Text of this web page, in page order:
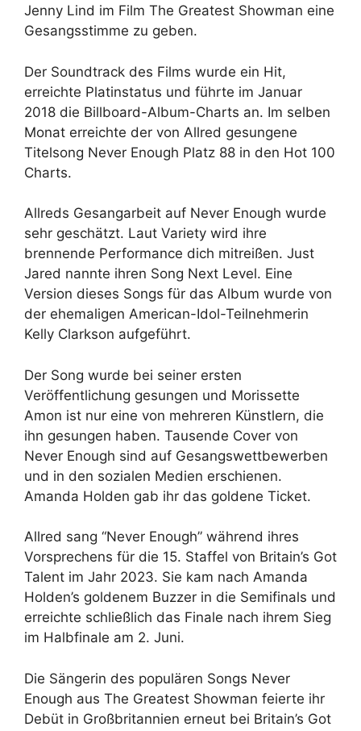
Jenny Lind im Film The Greatest Showman eine
Gesangsstimme zu geben.
Der Soundtrack des Films wurde ein Hit,
erreichte Platinstatus und führte im Januar
2018 die Billboard-Album-Charts an. Im selben
Monat erreichte der von Allred gesungene
Titelsong Never Enough Platz 88 in den Hot 100
Charts.
Allreds Gesangarbeit auf Never Enough wurde
sehr geschätzt. Laut Variety wird ihre
brennende Performance dich mitreißen. Just
Jared nannte ihren Song Next Level. Eine
Version dieses Songs für das Album wurde von
der ehemaligen American-Idol-Teilnehmerin
Kelly Clarkson aufgeführt.
Der Song wurde bei seiner ersten
Veröffentlichung gesungen und Morissette
Amon ist nur eine von mehreren Künstlern, die
ihn gesungen haben. Tausende Cover von
Never Enough sind auf Gesangswettbewerben
und in den sozialen Medien erschienen.
Amanda Holden gab ihr das goldene Ticket.
Allred sang “Never Enough” während ihres
Vorsprechens für die 15. Staffel von Britain’s Got
Talent im Jahr 2023. Sie kam nach Amanda
Holden’s goldenem Buzzer in die Semifinals und
erreichte schließlich das Finale nach ihrem Sieg
im Halbfinale am 2. Juni.
Die Sängerin des populären Songs Never
Enough aus The Greatest Showman feierte ihr
Debüt in Großbritannien erneut bei Britain’s Got